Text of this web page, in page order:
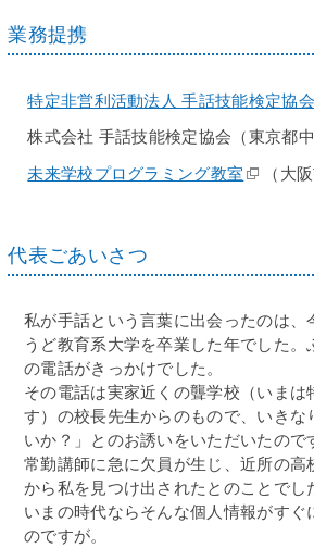
業務提携
特定非営利活動法人 手話技能検定協会
株式会社 手話技能検定協会（東京都中
未来学校プログラミング教室
（大
代表ごあいさつ
私が手話という言葉に出会ったのは、
うど教育系大学を卒業した年でした
の電話がきっかけでした。
その電話は実家近くの聾学校（いまは
す）の校長先生からのもので、いきな
いか？」とのお誘いをいただいたので
常勤講師に急に欠員が生じ、近所の
から私を見つけ出されたとのことでし
いまの時代ならそんな個人情報がすぐ
のですが。